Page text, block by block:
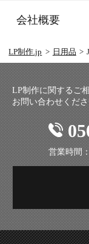
会社概要
LP制作.jp 日用品
LP制作に関するご
お問い合わせくださ
営業時間